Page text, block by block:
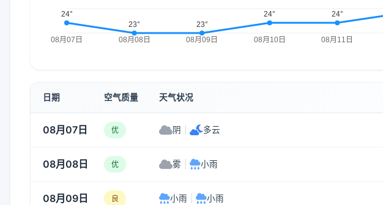
日期 空气质量 天气状况
08月07日 优 阴 多云
08月08日 优 雾 小雨
08月09日 良 小雨 小雨